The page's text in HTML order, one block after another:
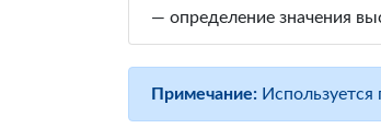
— определение значения
Примечание: Используется